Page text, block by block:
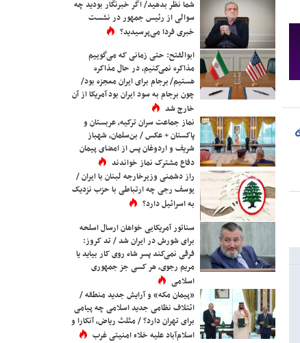
شما نظر بدهید/ اگر خبرنگار بودید چه
سوالی از رئیس جمهور در نشست
خبری فردا می‌پرسیدید؟
ابوالفتح: حتی زمانی که می‌گوییم
مذاکره نمی‌کنیم، در حال مذاکره
هستیم/ برجام برای ایران معجزه بود/
چون برجام به سود ایران بود آمریکا از آن
خارج شد
نماز جماعت سران ترکیه، عربستان و
پاکستان + عکس / بن‌سلمان، شهباز
شریف و اردوغان پس از امضای پیمان
دفاع مشترک نماز خواندند
راز دشمنی وزیرخارجه لبنان با ایران /
یوسف رجی چه ارتباطی با حزب نزدیک
به اسرائیل دارد؟
سناتور آمریکایی خواهان ارسال اسلحه
برای شورش در ایران شد / تد کروز:
فرقی نمی‌کند پسر شاه روی کار بیاید یا
مریم رجوی، هر کسی جز جمهوری
اسلامی
«پیمان مکه» و آرایش جدید منطقه /
ائتلاف نظامی جدید اسلامی چه پیامی
برای تهران دارد؟ / مثلث ریاض، آنکارا و
اسلام‌آباد علیه خلاء امنیتی غرب